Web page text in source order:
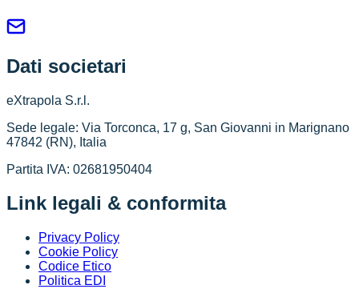
Dati societari
eXtrapola S.r.l.
Sede legale: Via Torconca, 17 g, San Giovanni in Marignano
47842 (RN), Italia
Partita IVA: 02681950404
Link legali & conformita
Privacy Policy
Cookie Policy
Codice Etico
Politica EDI